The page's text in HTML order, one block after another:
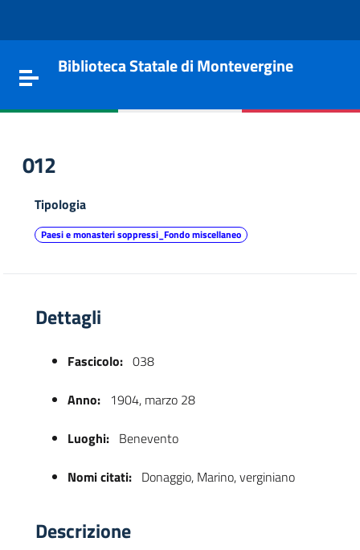
Toggle navigation
Biblioteca Statale di Montevergine
012
Tipologia
Paesi e monasteri soppressi_Fondo miscellaneo
Dettagli
Fascicolo: 038
Anno: 1904, marzo 28
Luoghi: Benevento
Nomi citati: Donaggio, Marino, verginiano
Descrizione